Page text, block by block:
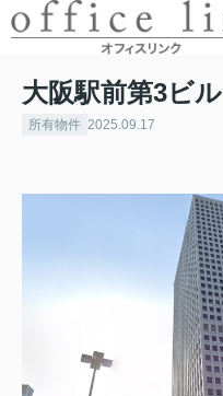
大阪駅前第3ビル
所有物件 2025.09.17